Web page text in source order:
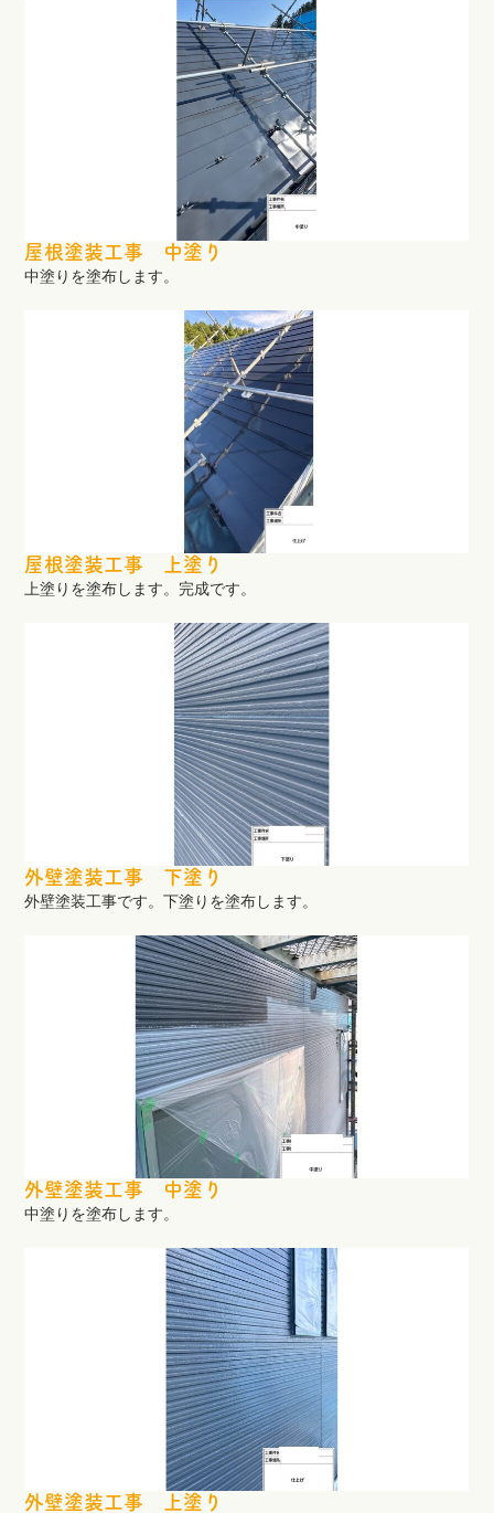
屋根塗装工事 中塗り
中塗りを塗布します。
屋根塗装工事 上塗り
上塗りを塗布します。完成です。
外壁塗装工事 下塗り
外壁塗装工事です。下塗りを塗布します。
外壁塗装工事 中塗り
中塗りを塗布します。
外壁塗装工事 上塗り